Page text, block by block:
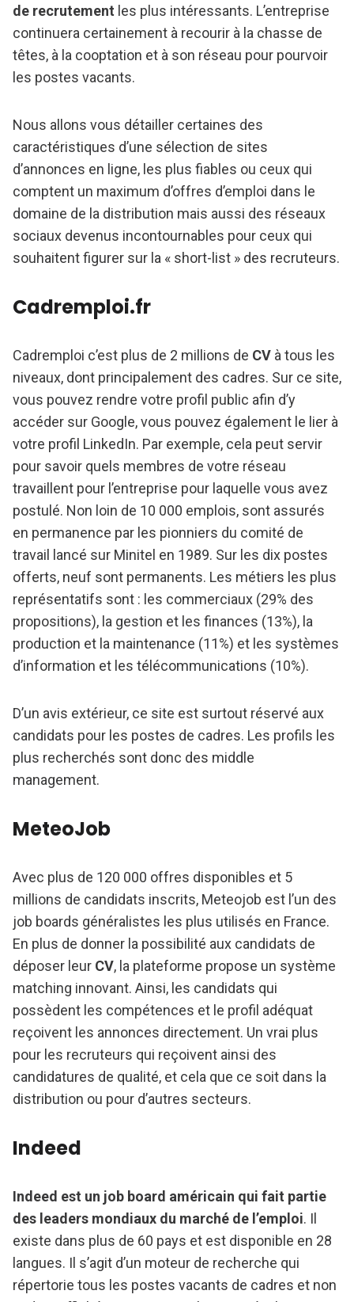
de recrutement les plus intéressants. L’entreprise
continuera certainement à recourir à la chasse de
têtes, à la cooptation et à son réseau pour pourvoir
les postes vacants.
Nous allons vous détailler certaines des
caractéristiques d’une sélection de sites
d’annonces en ligne, les plus fiables ou ceux qui
comptent un maximum d’offres d’emploi dans le
domaine de la distribution mais aussi des réseaux
sociaux devenus incontournables pour ceux qui
souhaitent figurer sur la « short-list » des recruteurs.
Cadremploi.fr
Cadremploi c’est plus de 2 millions de CV à tous les
niveaux, dont principalement des cadres. Sur ce site,
vous pouvez rendre votre profil public afin d’y
accéder sur Google, vous pouvez également le lier à
votre profil LinkedIn. Par exemple, cela peut servir
pour savoir quels membres de votre réseau
travaillent pour l’entreprise pour laquelle vous avez
postulé. Non loin de 10 000 emplois, sont assurés
en permanence par les pionniers du comité de
travail lancé sur Minitel en 1989. Sur les dix postes
offerts, neuf sont permanents. Les métiers les plus
représentatifs sont : les commerciaux (29% des
propositions), la gestion et les finances (13%), la
production et la maintenance (11%) et les systèmes
d’information et les télécommunications (10%).
D’un avis extérieur, ce site est surtout réservé aux
candidats pour les postes de cadres. Les profils les
plus recherchés sont donc des middle
management.
MeteoJob
Avec plus de 120 000 offres disponibles et 5
millions de candidats inscrits, Meteojob est l’un des
job boards généralistes les plus utilisés en France.
En plus de donner la possibilité aux candidats de
déposer leur CV, la plateforme propose un système
matching innovant. Ainsi, les candidats qui
possèdent les compétences et le profil adéquat
reçoivent les annonces directement. Un vrai plus
pour les recruteurs qui reçoivent ainsi des
candidatures de qualité, et cela que ce soit dans la
distribution ou pour d’autres secteurs.
Indeed
Indeed est un job board américain qui fait partie
des leaders mondiaux du marché de l’emploi. Il
existe dans plus de 60 pays et est disponible en 28
langues. Il s’agit d’un moteur de recherche qui
répertorie tous les postes vacants de cadres et non